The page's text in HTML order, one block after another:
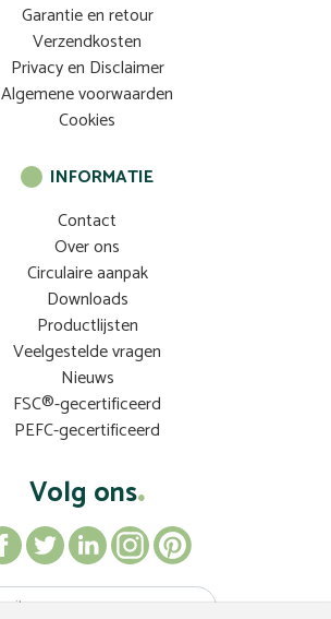
Garantie en retour
Verzendkosten
Privacy en Disclaimer
Algemene voorwaarden
Cookies
INFORMATIE
Contact
Over ons
Circulaire aanpak
Downloads
Productlijsten
Veelgestelde vragen
Nieuws
FSC®-gecertificeerd
PEFC-gecertificeerd
Volg ons